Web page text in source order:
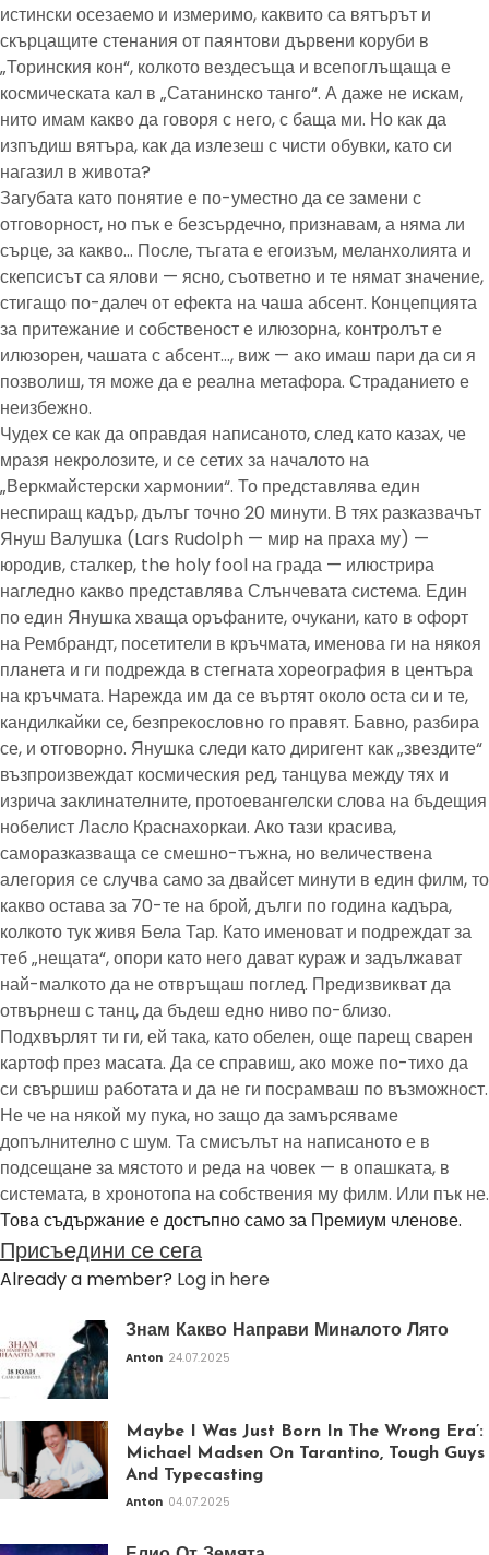
истински осезаемо и измеримо, каквито са вятърът и
скърцащите стенания от паянтови дървени коруби в
„Торинския кон“, колкото вездесъща и всепоглъщаща е
космическата кал в „Сатанинско танго“. А даже не искам,
нито имам какво да говоря с него, с баща ми. Но как да
изпъдиш вятъра, как да излезеш с чисти обувки, като си
нагазил в живота?
Загубата като понятие е по-уместно да се замени с
отговорност, но пък е безсърдечно, признавам, а няма ли
сърце, за какво… После, тъгата е егоизъм, меланхолията и
скепсисът са ялови — ясно, съответно и те нямат значение,
стигащо по-далеч от ефекта на чаша абсент. Концепцията
за притежание и собственост е илюзорна, контролът е
илюзорен, чашата с абсент…, виж — ако имаш пари да си я
позволиш, тя може да е реална метафора. Страданието е
неизбежно.
Чудех се как да оправдая написаното, след като казах, че
мразя некролозите, и се сетих за началото на
„Веркмайстерски хармонии“. То представлява един
неспиращ кадър, дълъг точно 20 минути. В тях разказвачът
Януш Валушка (Lars Rudolph — мир на праха му) —
юродив, сталкер, the holy fool на града — илюстрира
нагледно какво представлява Слънчевата система. Един
по един Янушка хваща оръфаните, очукани, като в офорт
на Рембрандт, посетители в кръчмата, именова ги на някоя
планета и ги подрежда в стегната хореография в центъра
на кръчмата. Нарежда им да се въртят около оста си и те,
кандилкайки се, безпрекословно го правят. Бавно, разбира
се, и отговорно. Янушка следи като диригент как „звездите“
възпроизвеждат космическия ред, танцува между тях и
изрича заклинателните, протоевангелски слова на бъдещия
нобелист Ласло Краснахоркаи. Ако тази красива,
саморазказваща се смешно-тъжна, но величествена
алегория се случва само за двайсет минути в един филм, то
какво остава за 70-те на брой, дълги по година кадъра,
колкото тук живя Бела Тар. Като именоват и подреждат за
теб „нещата“, опори като него дават кураж и задължават
най-малкото да не отвръщаш поглед. Предизвикват да
отвърнеш с танц, да бъдеш едно ниво по-близо.
Подхвърлят ти ги, ей така, като обелен, още парещ сварен
картоф през масата. Да се справиш, ако може по-тихо да
си свършиш работата и да не ги посрамваш по възможност.
Не че на някой му пука, но защо да замърсяваме
допълнително с шум. Та смисълът на написаното е в
подсещане за мястото и реда на човек — в опашката, в
системата, в хронотопа на собствения му филм. Или пък не.
Това съдържание е достъпно само за Премиум членове.
Присъедини се сега
Already a member? Log in here
Знам Какво Направи Миналото Лято
Anton 24.07.2025
Maybe I Was Just Born In The Wrong Era’:
Michael Madsen On Tarantino, Tough Guys
And Typecasting
Anton 04.07.2025